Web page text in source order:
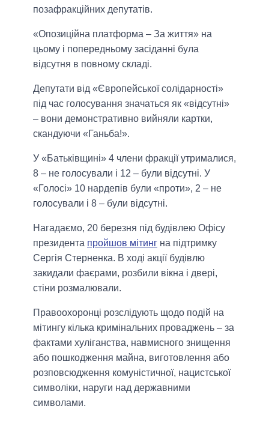
позафракційних депутатів.
«Опозиційна платформа – За життя» на
цьому і попередньому засіданні була
відсутня в повному складі.
Депутати від «Європейської солідарності»
під час голосування значаться як «відсутні»
– вони демонстративно вийняли картки,
скандуючи «Ганьба!».
У «Батьківщині» 4 члени фракції утрималися,
8 – не голосували і 12 – були відсутні. У
«Голосі» 10 нардепів були «проти», 2 – не
голосували і 8 – були відсутні.
Нагадаємо, 20 березня під будівлею Офісу
президента пройшов мітинг на підтримку
Сергія Стерненка. В ході акції будівлю
закидали фаєрами, розбили вікна і двері,
стіни розмалювали.
Правоохоронці розслідують щодо подій на
мітингу кілька кримінальних проваджень – за
фактами хуліганства, навмисного знищення
або пошкодження майна, виготовлення або
розповсюдження комуністичної, нацистської
символіки, наруги над державними
символами.